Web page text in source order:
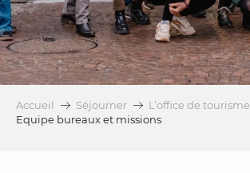
Accueil Séjourner
L’office de tourisme
Equipe bureaux et missions